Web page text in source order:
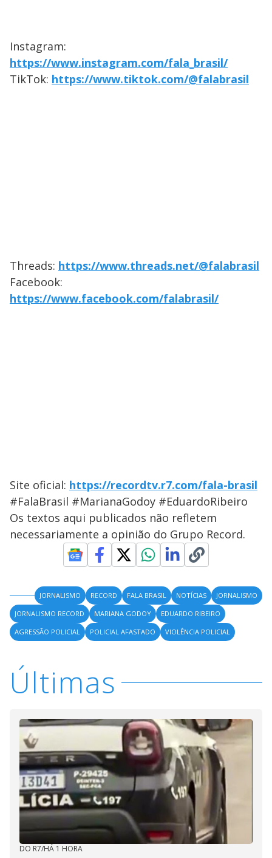
Instagram:
https://www.instagram.com/fala_brasil/
TikTok: https://www.tiktok.com/@falabrasil
Threads: https://www.threads.net/@falabrasil
Facebook:
https://www.facebook.com/falabrasil/
Site oficial: https://recordtv.r7.com/fala-brasil
#FalaBrasil #MarianaGodoy #EduardoRibeiro
Os textos aqui publicados não refletem
necessariamente a opinião do Grupo Record.
JORNALISMO RECORD FALA BRASIL NOTÍCIAS
JORNALISMO
JORNALISMO RECORD
MARIANA GODOY
EDUARDO RIBEIRO
AGRESSÃO POLICIAL
POLICIAL AFASTADO VIOLÊNCIA POLICIAL
Últimas
DO R7/HÁ 1 HORA